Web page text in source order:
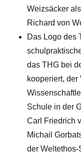
Weizsäcker
Richard von
Das Logo des
das THG bei
kooperiert,
Schule in der
Carl Friedrich
Michail
der Weltethos-